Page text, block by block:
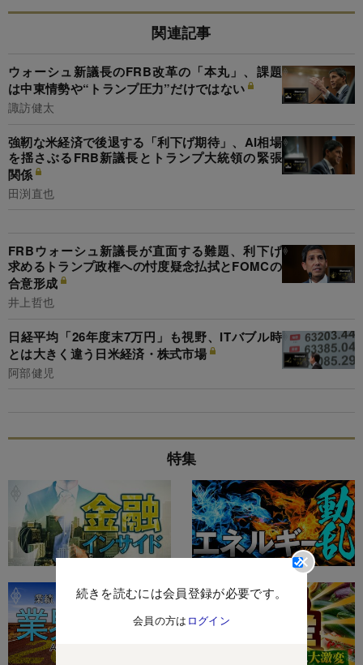
続きを読むには会員登録が必要です。
会員の方は ログイン
関連記事
ウォーシュ新議長のFRB改革の「本丸」、課題
は中東情勢や“トランプ圧力”だけではない
諏訪健太
強靭な米経済で後退する「利下げ期待」、AI相場
を揺さぶるFRB新議長とトランプ大統領の緊張
関係
田渕直也
FRBウォーシュ新議長が直面する難題、利下げ
求めるトランプ政権への忖度疑念払拭とFOMCの
合意形成
井上哲也
日経平均「26年度末7万円」も視野、ITバブル時
とは大きく違う日米経済・株式市場
阿部健児
特集